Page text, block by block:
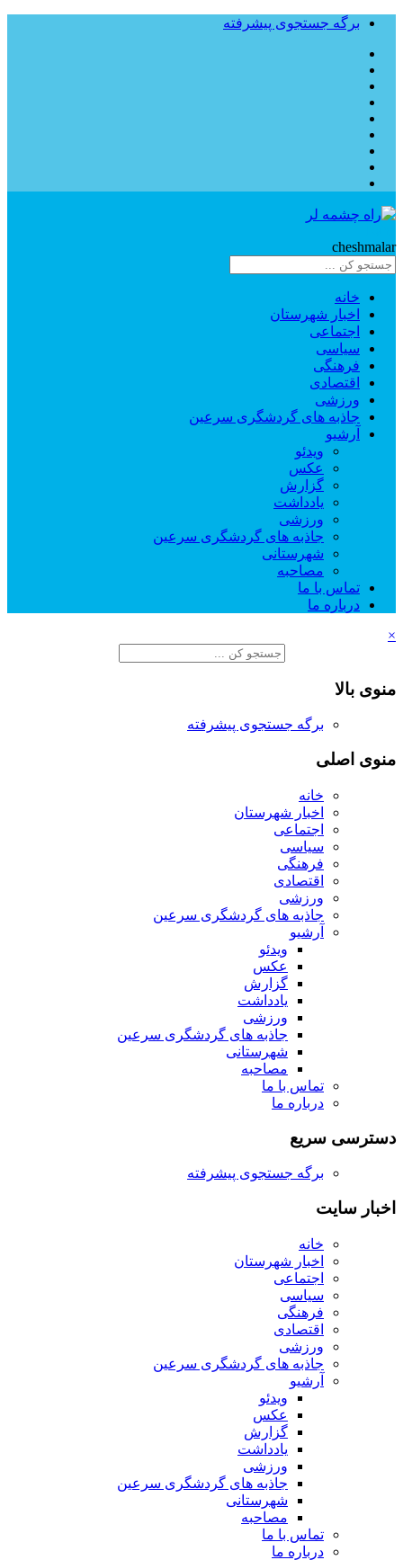
برگه جستجوی پیشرفته
cheshmalar
خانه
اخبار شهرستان
اجتماعی
سیاسی
فرهنگی
اقتصادی
ورزشی
جاذبه های گردشگری سرعین
آرشیو
ویدئو
عکس
گزارش
یادداشت
ورزشی
جاذبه های گردشگری سرعین
شهرستانی
مصاحبه
تماس با ما
درباره ما
×
منوی بالا
برگه جستجوی پیشرفته
منوی اصلی
خانه
اخبار شهرستان
اجتماعی
سیاسی
فرهنگی
اقتصادی
ورزشی
جاذبه های گردشگری سرعین
آرشیو
ویدئو
عکس
گزارش
یادداشت
ورزشی
جاذبه های گردشگری سرعین
شهرستانی
مصاحبه
تماس با ما
درباره ما
دسترسی سریع
برگه جستجوی پیشرفته
اخبار سایت
خانه
اخبار شهرستان
اجتماعی
سیاسی
فرهنگی
اقتصادی
ورزشی
جاذبه های گردشگری سرعین
آرشیو
ویدئو
عکس
گزارش
یادداشت
ورزشی
جاذبه های گردشگری سرعین
شهرستانی
مصاحبه
تماس با ما
درباره ما